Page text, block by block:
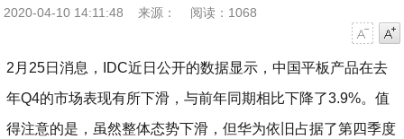
2020-04-10 14:11:48 来源：
阅读：1068
2月25日消息，IDC近日公开的数据显示，中国平板产品在去
年Q4的市场表现有所下滑，与前年同期相比下降了3.9%。值
得注意的是，虽然整体态势下滑，但华为依旧占据了第四季度